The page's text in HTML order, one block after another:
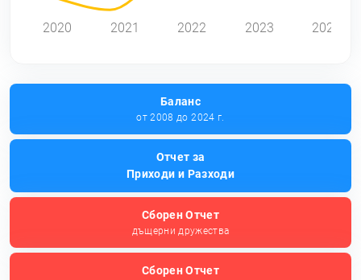
2020 2021 2022 2023 2024
Баланс
от 2008 до 2024 г.
Отчет за
Приходи и Разходи
Сборен Отчет
дъщерни дружества
Сборен Отчет